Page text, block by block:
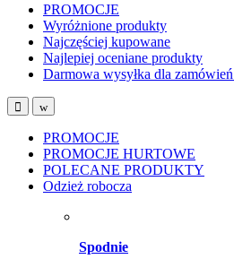
PROMOCJE
Wyróżnione produkty
Najczęściej kupowane
Najlepiej oceniane produkty
Darmowa wysyłka dla
PROMOCJE
PROMOCJE HURTOWE
POLECANE PRODUKTY
Odzież robocza
Spodnie